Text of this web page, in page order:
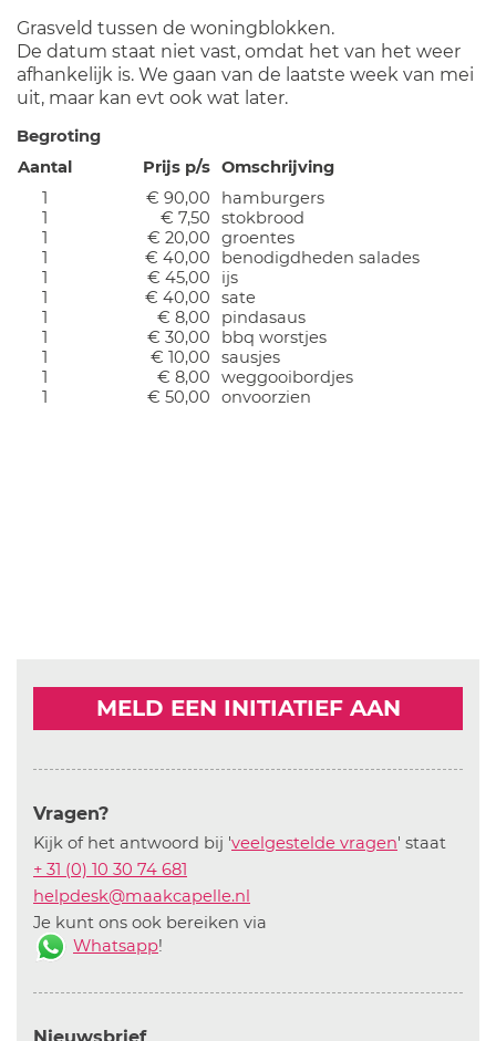
Grasveld tussen de woningblokken.
De datum staat niet vast, omdat het van het weer
afhankelijk is. We gaan van de laatste week van mei
uit, maar kan evt ook wat later.
Begroting
Aantal
Prijs p/s Omschrijving
1
€ 90,00
hamburgers
1
€ 7,50
stokbrood
1
€ 20,00
groentes
1
€ 40,00
benodigdheden salades
1
€ 45,00
ijs
1
€ 40,00
sate
1
€ 8,00
pindasaus
1
€ 30,00
bbq worstjes
1
€ 10,00
sausjes
1
€ 8,00
weggooibordjes
1
€ 50,00 onvoorzien
MELD EEN INITIATIEF AAN
Vragen?
Kijk of het antwoord bij 'veelgestelde vragen' staat
+ 31 (0) 10 30 74 681
helpdesk@maakcapelle.nl
Je kunt ons ook bereiken via
Whatsapp!